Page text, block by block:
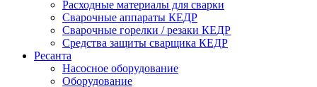
Расходные материалы для сварки
Сварочные аппараты КЕДР
Сварочные горелки / резаки КЕДР
Средства защиты сварщика КЕДР
Ресанта
Насосное оборудование
Оборудование